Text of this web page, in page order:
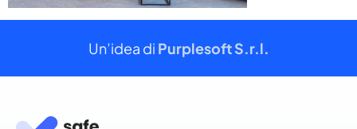
Un’idea di Purplesoft S.r.l.